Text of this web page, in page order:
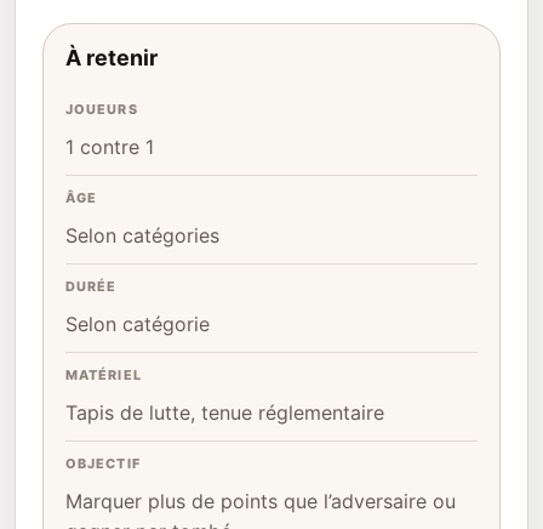
À retenir
JOUEURS
1 contre 1
ÂGE
Selon catégories
DURÉE
Selon catégorie
MATÉRIEL
Tapis de lutte, tenue réglementaire
OBJECTIF
Marquer plus de points que l’adversaire ou